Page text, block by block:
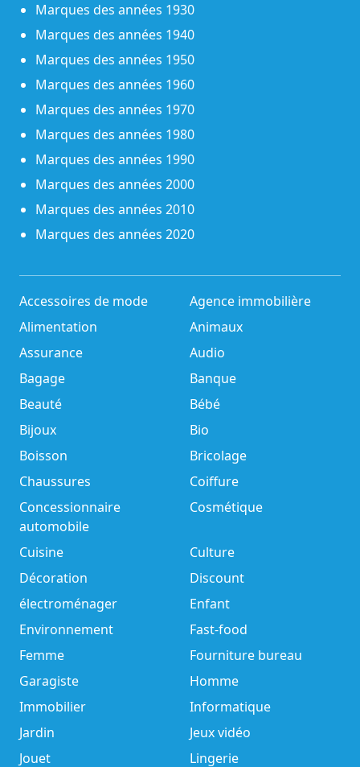
Marques des années 1930
Marques des années 1940
Marques des années 1950
Marques des années 1960
Marques des années 1970
Marques des années 1980
Marques des années 1990
Marques des années 2000
Marques des années 2010
Marques des années 2020
Accessoires de mode
Agence immobilière
Alimentation
Animaux
Assurance
Audio
Bagage
Banque
Beauté
Bébé
Bijoux
Bio
Boisson
Bricolage
Chaussures
Coiffure
Concessionnaire
automobile
Cosmétique
Cuisine
Culture
Décoration
Discount
électroménager
Enfant
Environnement
Fast-food
Femme
Fourniture bureau
Garagiste
Homme
Immobilier
Informatique
Jardin
Jeux vidéo
Jouet
Lingerie